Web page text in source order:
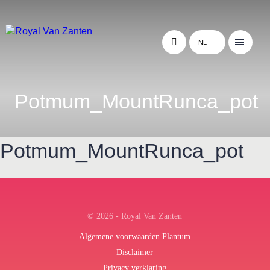
NL
Potmum_MountRunca_pot
Potmum_MountRunca_pot
© 2026 - Royal Van Zanten
Algemene voorwaarden Plantum
Disclaimer
Privacy verklaring